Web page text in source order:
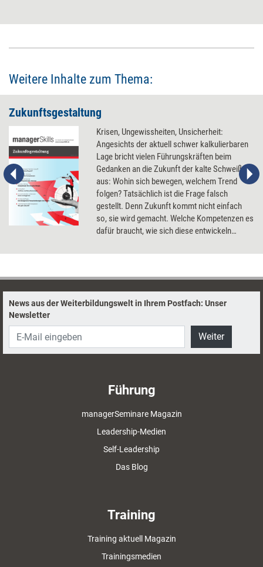
Weitere Inhalte zum Thema:
Zukunftsgestaltung
Krisen, Ungewissheiten, Unsicherheit:
Angesichts der aktuell schwer kalkulierbaren
Lage bricht vielen Führungskräften beim
Gedanken an die Zukunft der kalte Schweiß
aus: Wohin sich bewegen, welchem Trend
folgen? Tatsächlich ist die Frage falsch
gestellt. Denn Zukunft kommt nicht einfach
so, sie wird gemacht. Welche Kompetenzen es
dafür braucht, wie sich diese entwickeln
der Zukuftsgestaltung wie weiterhelfen
News aus der Weiterbildungswelt in Ihrem Postfach: Unser
Newsletter
Weiter
Führung
managerSeminare Magazin
Leadership-Medien
Self-Leadership
Das Blog
Training
Training aktuell Magazin
Trainingsmedien